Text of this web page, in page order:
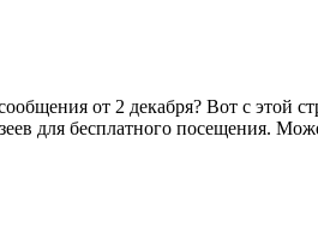
от 2 декабря? Вот с этой
для бесплатного посещения.